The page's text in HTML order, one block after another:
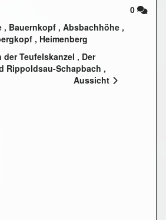
0
, Bauernkopf , Absbachhöhe ,
, Heimenberg
der Teufelskanzel , Der
Rippoldsau-Schapbach ,
Rosshimmel-Wasserfall
Aussicht